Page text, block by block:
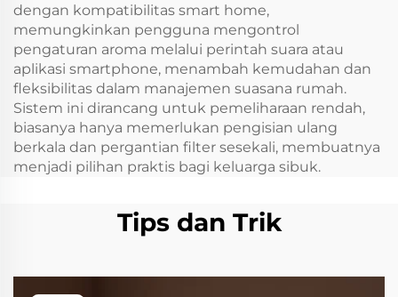
dengan kompatibilitas smart home,
memungkinkan pengguna mengontrol
pengaturan aroma melalui perintah suara atau
aplikasi smartphone, menambah kemudahan dan
fleksibilitas dalam manajemen suasana rumah.
Sistem ini dirancang untuk pemeliharaan rendah,
biasanya hanya memerlukan pengisian ulang
berkala dan pergantian filter sesekali, membuatnya
menjadi pilihan praktis bagi keluarga sibuk.
Tips dan Trik